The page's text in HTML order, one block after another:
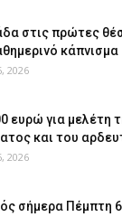
στις πρώτες
κάπνισμα
2026
ευρώ για μελέτη
και του
2026
σήμερα Πέμπτη